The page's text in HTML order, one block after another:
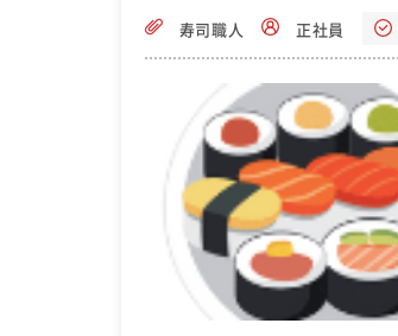
寿司職人 正社員